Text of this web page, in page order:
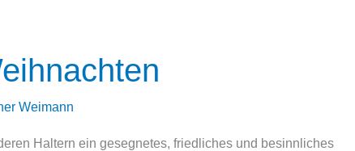
Weimann
Haltern ein gesegnetes, friedliches und besinnliches